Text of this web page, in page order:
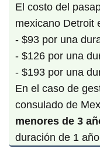
El costo del
mexicano Detroit
- $93 por una
- $126 por una
- $193 por una
En el caso de
consulado de
menores de 3
duración de 1